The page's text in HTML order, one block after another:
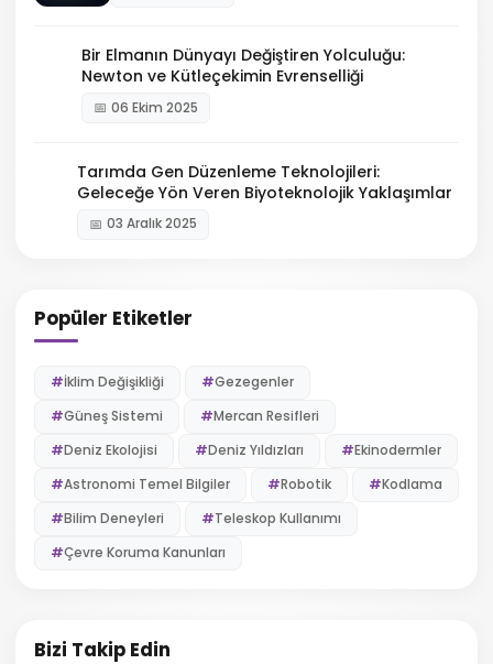
Bir Elmanın Dünyayı Değiştiren Yolculuğu:
Newton ve Kütleçekimin Evrenselliği
06 Ekim 2025
Tarımda Gen Düzenleme Teknolojileri:
Geleceğe Yön Veren Biyoteknolojik Yaklaşımlar
03 Aralık 2025
Popüler Etiketler
İklim Değişikliği
Gezegenler
Güneş Sistemi
Mercan Resifleri
Deniz Ekolojisi
Deniz Yıldızları
Ekinodermler
Astronomi Temel Bilgiler
Robotik
Kodlama
Bilim Deneyleri
Teleskop Kullanımı
Çevre Koruma Kanunları
Bizi Takip Edin